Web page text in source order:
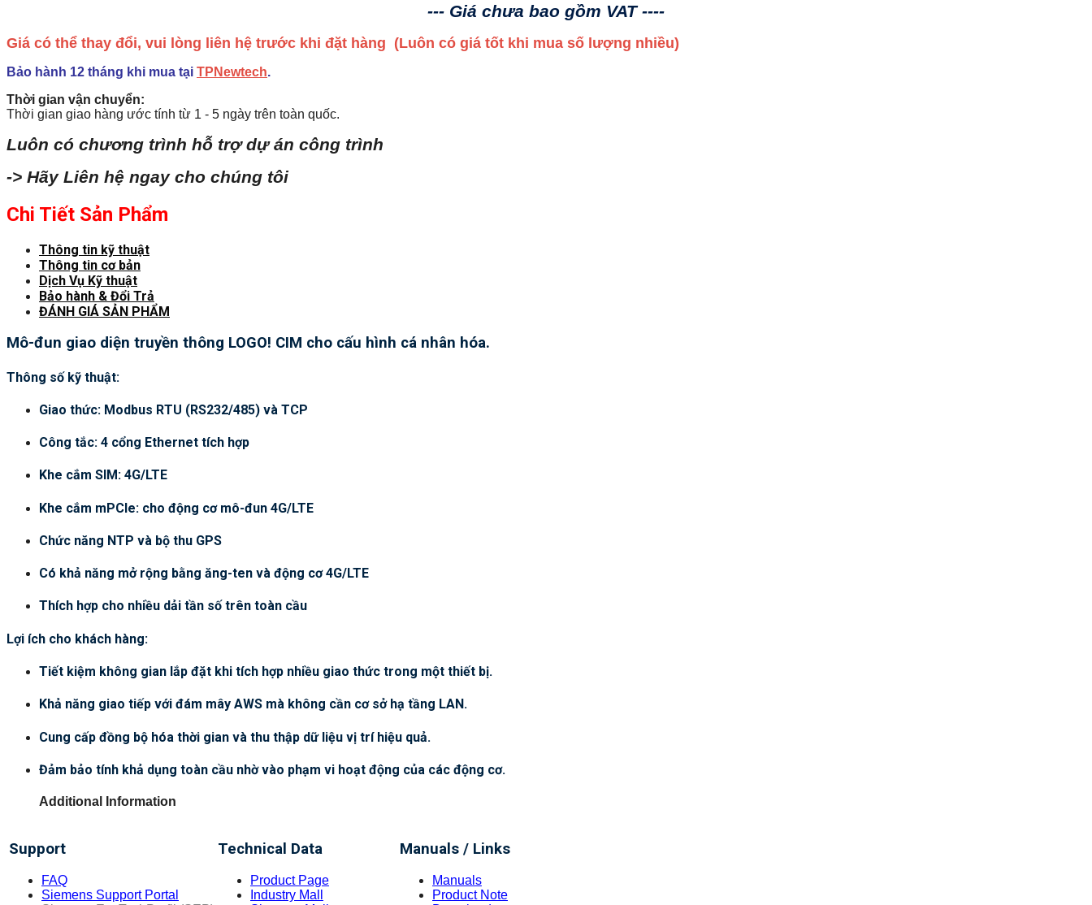
--- Giá chưa bao gồm VAT ----
Giá có thể thay đổi, vui lòng liên hệ trước khi đặt hàng (Luôn có giá tốt khi mua số lượng nhiều)
Bảo hành 12 tháng khi mua tại TPNewtech.
Thời gian vận chuyển:
Thời gian giao hàng ước tính từ 1 - 5 ngày trên toàn quốc.
Luôn có chương trình hỗ trợ dự án công trình
-> Hãy Liên hệ ngay cho chúng tôi
Chi Tiết Sản Phẩm
Thông tin kỹ thuật
Thông tin cơ bản
Dịch Vụ Kỹ thuật
Bảo hành & Đổi Trả
ĐÁNH GIÁ SẢN PHẨM
Mô-đun giao diện truyền thông LOGO! CIM cho cấu hình cá nhân hóa.
Thông số kỹ thuật:
Giao thức: Modbus RTU (RS232/485) và TCP
Công tắc: 4 cổng Ethernet tích hợp
Khe cắm SIM: 4G/LTE
Khe cắm mPCIe: cho động cơ mô-đun 4G/LTE
Chức năng NTP và bộ thu GPS
Có khả năng mở rộng bằng ăng-ten và động cơ 4G/LTE
Thích hợp cho nhiều dải tần số trên toàn cầu
Lợi ích cho khách hàng:
Tiết kiệm không gian lắp đặt khi tích hợp nhiều giao thức trong một thiết bị.
Khả năng giao tiếp với đám mây AWS mà không cần cơ sở hạ tầng LAN.
Cung cấp đồng bộ hóa thời gian và thu thập dữ liệu vị trí hiệu quả.
Đảm bảo tính khả dụng toàn cầu nhờ vào phạm vi hoạt động của các động cơ.
Additional Information
Support
FAQ
Siemens Support Portal
Technical Data
Product Page
Industry Mall
Manuals / Links
Manuals
Product Note